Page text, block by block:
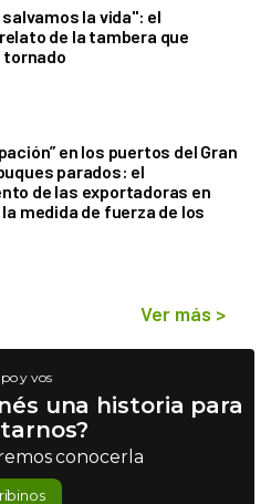
la vida": el
de la tambera que
tornado
en los puertos del Gran
parados: el
de las exportadoras en
medida de fuerza de los
Ver más >
y vos
una historia para
conocerla